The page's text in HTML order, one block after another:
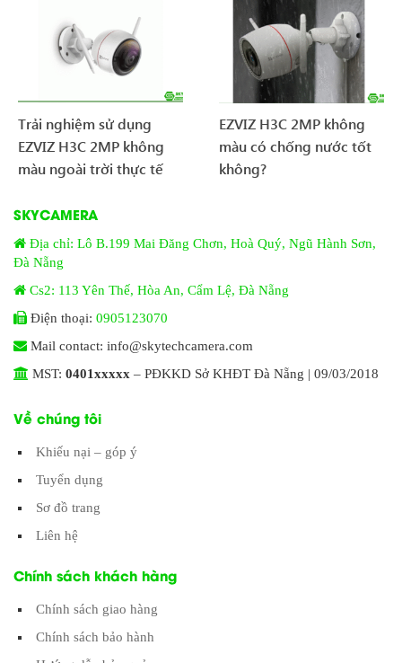
Trải nghiệm sử dụng
EZVIZ H3C 2MP không
màu ngoài trời thực tế
EZVIZ H3C 2MP không
màu có chống nước tốt
không?
SKYCAMERA
Địa chỉ: Lô B.199 Mai Đăng Chơn, Hoà Quý, Ngũ Hành Sơn,
Đà Nẵng
Cs2: 113 Yên Thế, Hòa An, Cẩm Lệ, Đà Nẵng
Điện thoại: 0905123070
Mail contact: info@skytechcamera.com
MST: 0401xxxxx – PĐKKD Sở KHĐT Đà Nẵng | 09/03/2018
Về chúng tôi
Khiếu nại – góp ý
Tuyển dụng
Sơ đồ trang
Liên hệ
Chính sách khách hàng
Chính sách giao hàng
Chính sách bảo hành